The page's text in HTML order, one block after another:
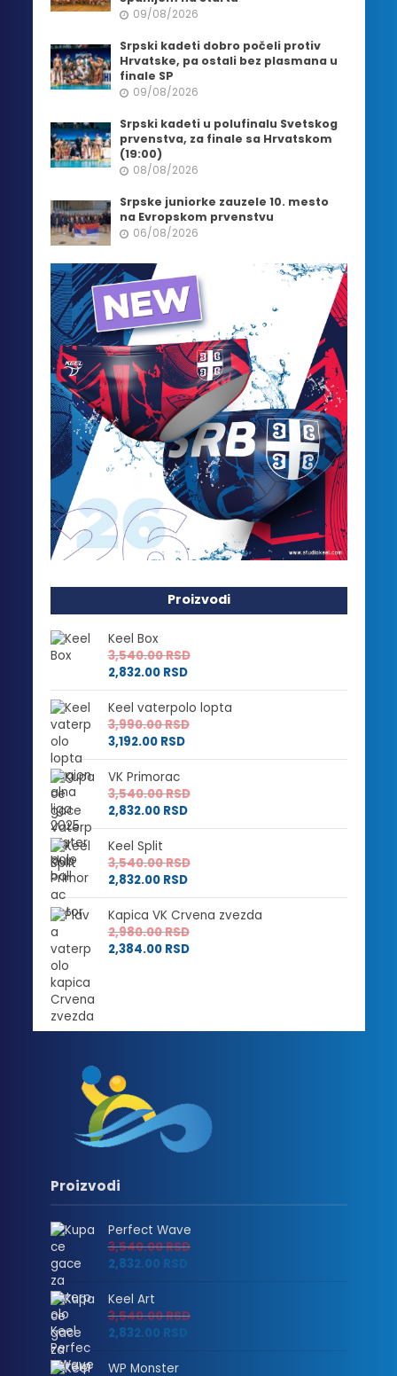
09/08/2026
Srpski kadeti dobro počeli protiv
Hrvatske, pa ostali bez plasmana u
finale SP
09/08/2026
Srpski kadeti u polufinalu Svetskog
prvenstva, za finale sa Hrvatskom
(19:00)
08/08/2026
Srpske juniorke zauzele 10. mesto
na Evropskom prvenstvu
06/08/2026
Proizvodi
Keel Box
3,540.00RSD
2,832.00 RSD
Keel vaterpolo lopta
3,990.00RSD
3,192.00 RSD
VK Primorac
3,540.00RSD
2,832.00 RSD
Keel Split
3,540.00RSD
2,832.00 RSD
Kapica VK Crvena zvezda
2,980.00RSD
2,384.00 RSD
Proizvodi
Perfect Wave
3,540.00RSD
2,832.00 RSD
Keel Art
3,540.00RSD
2,832.00 RSD
WP Monster